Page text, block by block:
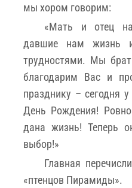
мы хором говорим:
«Мать и отец
давшие нам жизнь
трудностями. Мы
благодарим Вас и
празднику – сегодня
День Рождения!
дана жизнь! Теперь
выбор!»
Главная
«птенцов Пирамиды».